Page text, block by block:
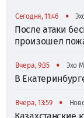
Сегодня, 11:46 •
После атаки
произошел
Вчера, 9:35 • Эхо
В
Вчера, 13:59 •